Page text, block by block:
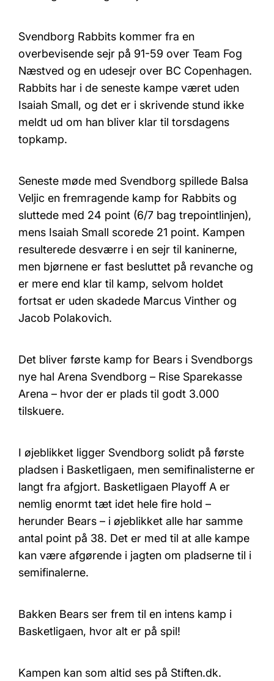
Svendborg Rabbits kommer fra en
overbevisende sejr på 91-59 over Team Fog
Næstved og en udesejr over BC Copenhagen.
Rabbits har i de seneste kampe været uden
Isaiah Small, og det er i skrivende stund ikke
meldt ud om han bliver klar til torsdagens
topkamp.
Seneste møde med Svendborg spillede Balsa
Veljic en fremragende kamp for Rabbits og
sluttede med 24 point (6/7 bag trepointlinjen),
mens Isaiah Small scorede 21 point. Kampen
resulterede desværre i en sejr til kaninerne,
men bjørnene er fast besluttet på revanche og
er mere end klar til kamp, selvom holdet
fortsat er uden skadede Marcus Vinther og
Jacob Polakovich.
Det bliver første kamp for Bears i Svendborgs
nye hal Arena Svendborg – Rise Sparekasse
Arena – hvor der er plads til godt 3.000
tilskuere.
I øjeblikket ligger Svendborg solidt på første
pladsen i Basketligaen, men semifinalisterne er
langt fra afgjort. Basketligaen Playoff A er
nemlig enormt tæt idet hele fire hold –
herunder Bears – i øjeblikket alle har samme
antal point på 38. Det er med til at alle kampe
kan være afgørende i jagten om pladserne til i
semifinalerne.
Bakken Bears ser frem til en intens kamp i
Basketligaen, hvor alt er på spil!
Kampen kan som altid ses på Stiften.dk.